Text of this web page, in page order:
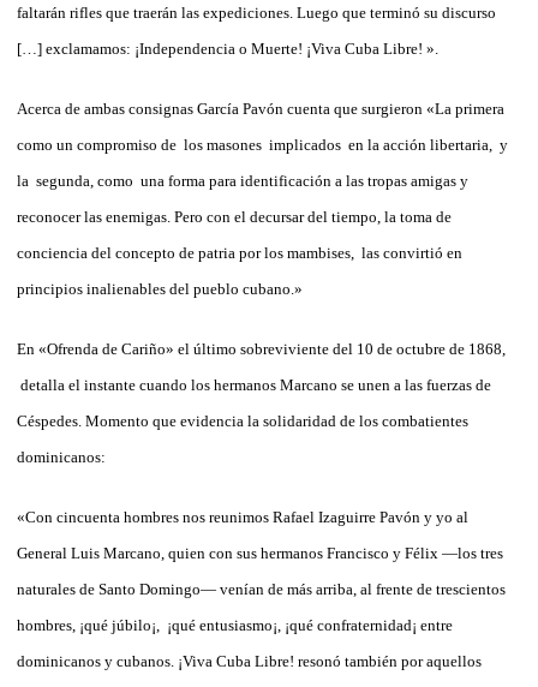
faltarán rifles que traerán las expediciones. Luego que terminó su discurso
[…] exclamamos: ¡Independencia o Muerte! ¡Viva Cuba Libre! ».
Acerca de ambas consignas García Pavón cuenta que surgieron «La primera
como un compromiso de los masones implicados en la acción libertaria, y
la segunda, como una forma para identificación a las tropas amigas y
reconocer las enemigas. Pero con el decursar del tiempo, la toma de
conciencia del concepto de patria por los mambises, las convirtió en
principios inalienables del pueblo cubano.»
En «Ofrenda de Cariño» el último sobreviviente del 10 de octubre de 1868,
detalla el instante cuando los hermanos Marcano se unen a las fuerzas de
Céspedes. Momento que evidencia la solidaridad de los combatientes
dominicanos:
«Con cincuenta hombres nos reunimos Rafael Izaguirre Pavón y yo al
General Luis Marcano, quien con sus hermanos Francisco y Félix —los tres
naturales de Santo Domingo— venían de más arriba, al frente de trescientos
hombres, ¡qué júbilo¡, ¡qué entusiasmo¡, ¡qué confraternidad¡ entre
dominicanos y cubanos. ¡Viva Cuba Libre! resonó también por aquellos